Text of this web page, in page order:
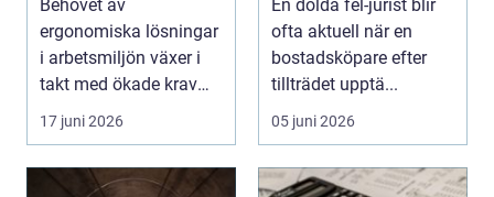
industriella
arbetsmiljö?
Behovet av
ergonomiska lösningar
i arbetsmiljön växer i
takt med ökade krav
p&ar...
17 juni 2026
ansvar fördelas vid
bostadsköp
En dolda fel-jurist blir
ofta aktuell när en
bostadsköpare efter
tillträdet upptä...
05 juni 2026